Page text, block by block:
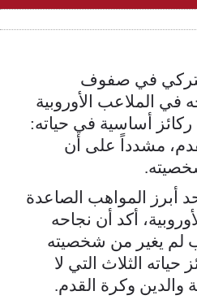
التركي في صفوف
الملاعب الأوروبية
أساسية في حياته:
مشدداً على أن
أبرز المواهب الصاعدة
أكد أن نجاحه
لم يغير من شخصيته
حياته الثلاث التي لا
والدين وكرة القدم.